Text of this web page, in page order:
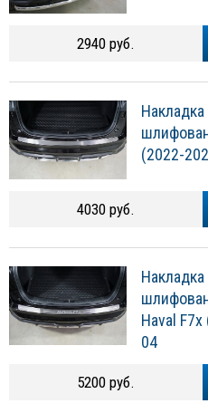
2940 руб.
(2022-
4030 руб.
Haval
04
5200 руб.